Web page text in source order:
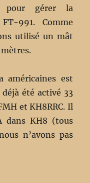
pour gérer la
991. Comme
utilisé un mât
mètres.
américaines est
déjà été activé 33
et KH8RRC. Il
dans KH8 (tous
n’avons pas